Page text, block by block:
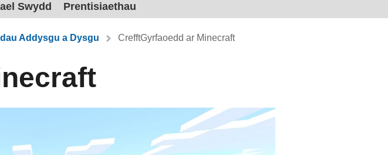
Swydd Prentisiaethau
Addysgu a Dysgu CrefftGyrfaoedd ar Minecraft